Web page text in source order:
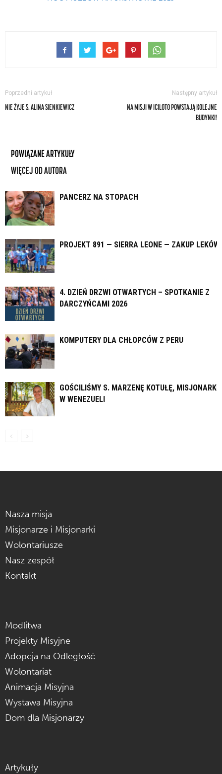
Poprzedni artykuł
NIE ŻYJE S. ALINA SIENKIEWICZ
Następny artykuł
NA MISJI W ICILOTO POWSTAJĄ KOLEJNE
BUDYNKI!
POWIĄZANE ARTYKUŁY
WIĘCEJ OD AUTORA
PANCERZ NA STOPACH
PROJEKT 891 — SIERRA LEONE — ZAKUP LEKÓW
4. DZIEŃ DRZWI OTWARTYCH – SPOTKANIE Z
DARCZYŃCAMI 2026
KOMPUTERY DLA CHŁOPCÓW Z PERU
GOŚCILIŚMY S. MARZENĘ KOTUŁĘ, MISJONARKĘ
W WENEZUELI
Nasza misja
Misjonarze i Misjonarki
Wolontariusze
Nasz zespół
Kontakt
Modlitwa
Projekty Misyjne
Adopcja na Odległość
Wolontariat
Animacja Misyjna
Wystawa Misyjna
Dom dla Misjonarzy
Artykuły